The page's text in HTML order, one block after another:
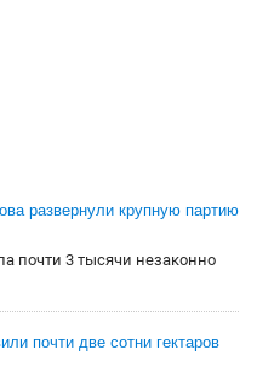
развернули крупную партию
почти 3 тысячи незаконно
почти две сотни гектаров